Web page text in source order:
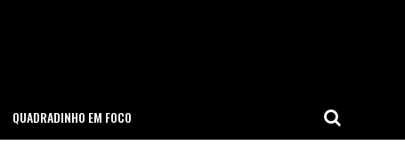
QUADRADINHO EM FOCO